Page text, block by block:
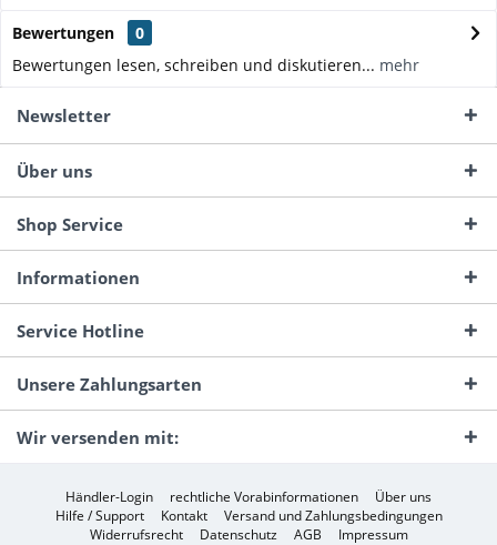
Bewertungen
0
Bewertungen lesen, schreiben und diskutieren... mehr
Newsletter
Über uns
Shop Service
Informationen
Service Hotline
Unsere Zahlungsarten
Wir versenden mit:
Händler-Login rechtliche Vorabinformationen
Über uns
Hilfe / Support
Kontakt
Versand und Zahlungsbedingungen
Widerrufsrecht
Datenschutz AGB Impressum